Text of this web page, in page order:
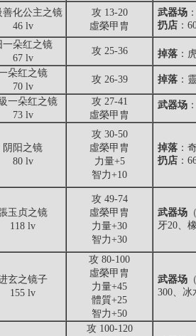
善化公主之镜
46 lv
攻 13-20
虛榮甲胄
武器场
扔店 ：
一朵红之镜
67 lv
攻 25-36 掉落 ：
朵红之镜
70 lv
攻 26-39 掉落 ：
一朵红之镜
73 lv
攻 27-41
虛榮甲胄
武器场
阴阳之镜
80 lv
攻 30-50
虛榮甲胄
力量+5
智力+10
掉落 ：
扔店 ：
玉贞之镜
118 lv
攻 49-74
虛榮甲胄
力量+30
智力+30
武器场
牙20、
玄之镜子
155 lv
攻 80-100
虛榮甲胄
力量+45
體質+25
智力+50
武器场
300、冰
攻 100-120